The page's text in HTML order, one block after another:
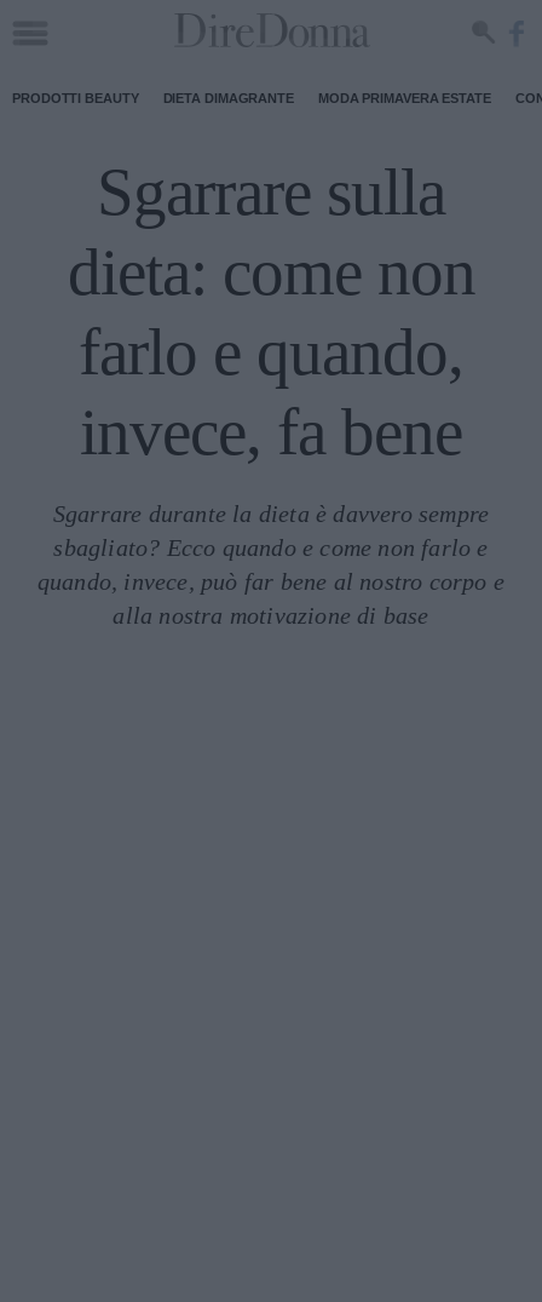
PRODOTTI BEAUTY DIETA DIMAGRANTE MODA PRIMAVERA ESTATE
Sgarrare sulla
dieta: come non
farlo e quando,
invece, fa bene
Sgarrare durante la dieta è davvero sempre
sbagliato? Ecco quando e come non farlo e
quando, invece, può far bene al nostro corpo e
alla nostra motivazione di base